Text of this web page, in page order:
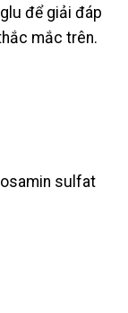
để giải đáp
mắc trên.
sulfat